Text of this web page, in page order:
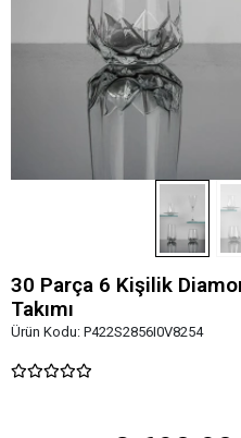
30 Parça 6 Kişilik
Takımı
Ürün Kodu: P422S2856I0V8254